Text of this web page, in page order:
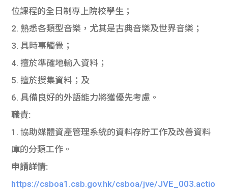
位課程的全日制專上院校學生；
2. 熟悉各類型音樂，尤其是古典音樂及世界音樂；
3. 具時事觸覺；
4. 擅於準確地輸入資料；
5. 擅於搜集資料；及
6. 具備良好的外語能力將獲優先考慮。
職責:
1. 協助媒體資產管理系統的資料存貯工作及改善資料
庫的分類工作。
申請詳情:
https://csboa1.csb.gov.hk/csboa/jve/JVE_003.actio